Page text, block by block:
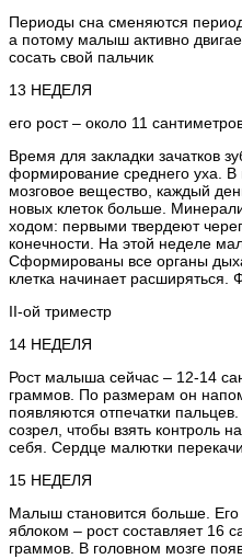
Периоды сна сменяются
а потому малыш активно
сосать свой пальчик
13 НЕДЕЛЯ
его рост – около 11
Время для закладки зачатков
формирование среднего уха. В
мозговое вещество, каждый
новых клеток больше.
ходом: первыми твердеют
конечности. На этой неделе
Сформированы все органы
клетка начинает расширяться.
II-ой триместр
14 НЕДЕЛЯ
Рост малыша сейчас – 12-14
граммов. По размерам он
появляются отпечатки
созрел, чтобы взять контроль
себя. Сердце малютки
15 НЕДЕЛЯ
Малыш становится больше.
яблоком – рост составляет 16
граммов. В головном мозге